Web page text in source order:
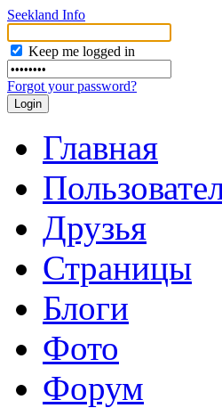
Seekland Info
Keep me logged in
Forgot your password?
Главная
Друзья
Страницы
Блоги
Фото
Форум